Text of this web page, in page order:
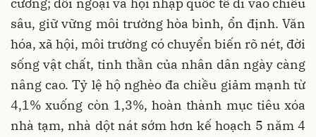
cường; đối ngoại và hội nhập quốc tế đi vào chiều
sâu, giữ vững môi trường hòa bình, ổn định. Văn
hóa, xã hội, môi trường có chuyển biến rõ nét, đời
sống vật chất, tinh thần của nhân dân ngày càng
nâng cao. Tỷ lệ hộ nghèo đa chiều giảm mạnh từ
4,1% xuống còn 1,3%, hoàn thành mục tiêu xóa
nhà tạm, nhà dột nát sớm hơn kế hoạch 5 năm 4